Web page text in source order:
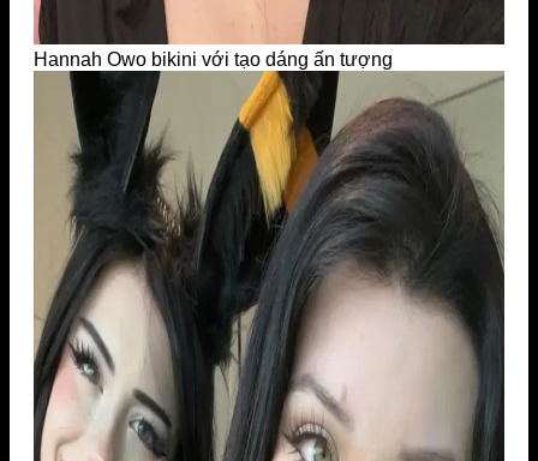
Hannah Owo bikini với tạo dáng ấn tượng